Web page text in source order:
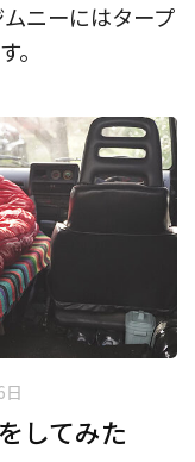
ニーにはタープ
。
してみた